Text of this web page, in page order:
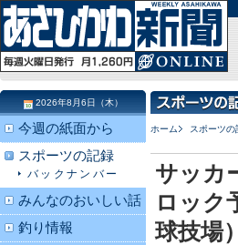
ホーム スポーツの
サッカ
ロック
球技場）
2026年8月6日（木）
今週の紙面から
スポーツの記録
バックナンバー
みんなのおいしい話
釣り情報